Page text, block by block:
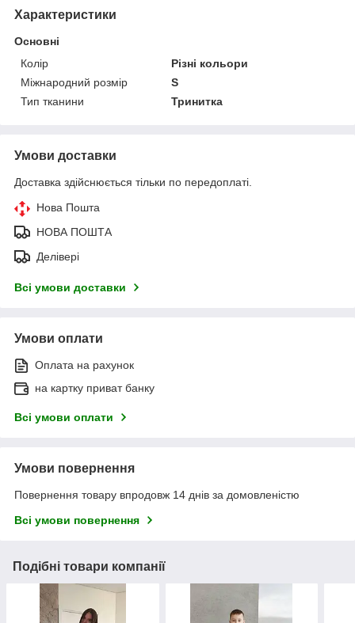
Характеристики
Основні
Колір
Різні кольори
Міжнародний розмір
S
Тип тканини
Тринитка
Умови доставки
Доставка здійснюється тільки по передоплаті.
Нова Пошта
НОВА ПОШТА
Делівері
Всі умови доставки
Умови оплати
Оплата на рахунок
на картку приват банку
Всі умови оплати
Умови повернення
Повернення товару впродовж 14 днів за домовленістю
Всі умови повернення
Подібні товари компанії